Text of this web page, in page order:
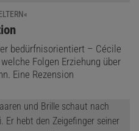
bedürfnisorientiert – Cécile
Folgen Erziehung über
Eine Rezension